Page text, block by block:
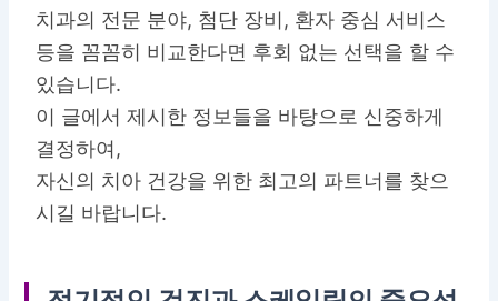
치과의 전문 분야, 첨단 장비, 환자 중심 서비스
등을 꼼꼼히 비교한다면 후회 없는 선택을 할 수
있습니다.
이 글에서 제시한 정보들을 바탕으로 신중하게
결정하여,
자신의 치아 건강을 위한 최고의 파트너를 찾으
시길 바랍니다.